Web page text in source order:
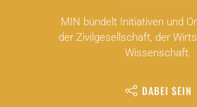
MIN bündelt Initiativen und
der Zivilgesellschaft, der
Wissenschaft.
DABEI SEIN